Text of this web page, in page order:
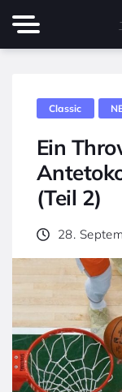
Classic
Ein
(Teil 2)
28.